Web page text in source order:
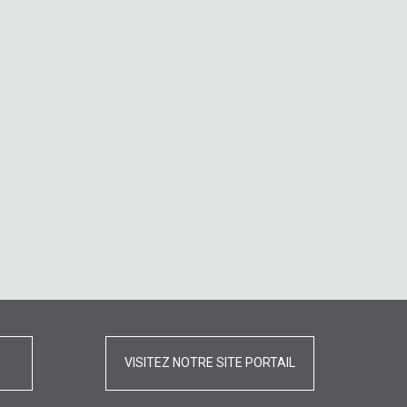
VISITEZ NOTRE SITE PORTAIL